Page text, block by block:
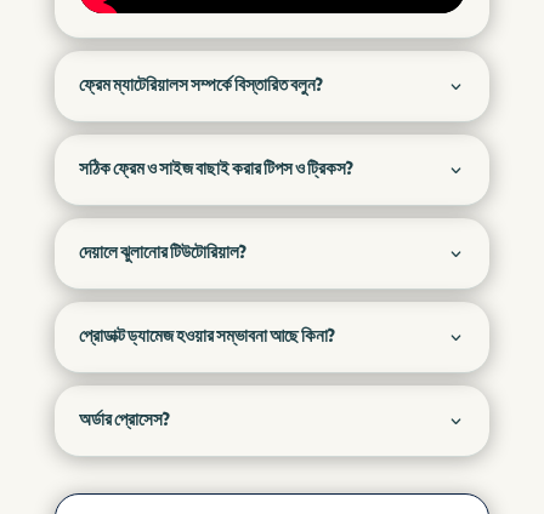
ফ্রেম ম্যাটেরিয়ালস সম্পর্কে বিস্তারিত বলুন?
সঠিক ফ্রেম ও সাইজ বাছাই করার টিপস ও ট্রিকস?
দেয়ালে ঝুলানোর টিউটোরিয়াল?
প্রোডাক্ট ড্যামেজ হওয়ার সম্ভাবনা আছে কিনা?
অর্ডার প্রোসেস?